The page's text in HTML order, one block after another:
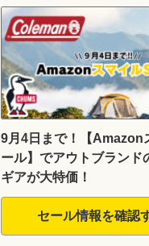
9月4日まで！【Amazon
ール】でアウトブランド
ギアが大特価！
セール情報を確認